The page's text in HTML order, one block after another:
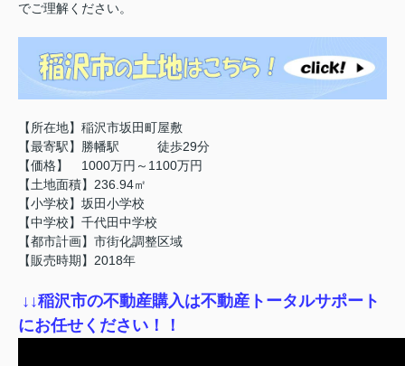
でご理解ください。
【所在地】稲沢市坂田町屋敷
【最寄駅】勝幡駅 徒歩29分
【価格】 1000万円～1100万円
【土地面積】236.94㎡
【小学校】坂田小学校
【中学校】千代田中学校
【都市計画】市街化調整区域
【販売時期】2018年
↓ ↓稲沢市の不動産購入は不動産トータルサポート
にお任せください！！